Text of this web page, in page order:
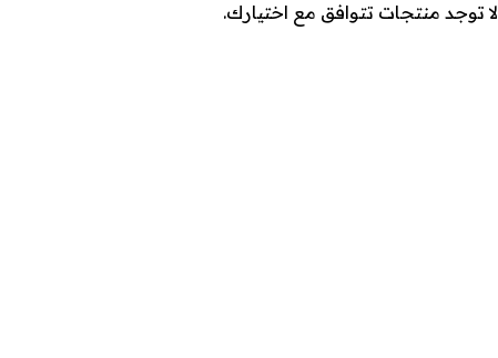
لا توجد منتجات تتوافق مع اختيارك.